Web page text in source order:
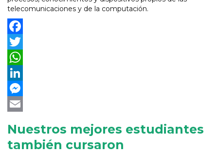
telecomunicaciones y de la computación.
Facebook
Twitter
WhatsApp
LinkedIn
Messenger
Nuestros mejores estudiantes
también cursaron